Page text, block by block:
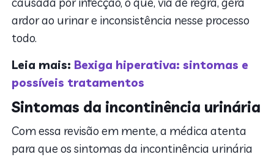
ardor ao urinar e inconsistência nesse processo
todo.
Leia mais: Bexiga hiperativa: sintomas e
possíveis tratamentos
Sintomas da incontinência urinária
Com essa revisão em mente, a médica atenta
para que os sintomas da incontinência urinária